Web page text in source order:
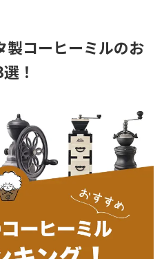
製コーヒーミルのお
！